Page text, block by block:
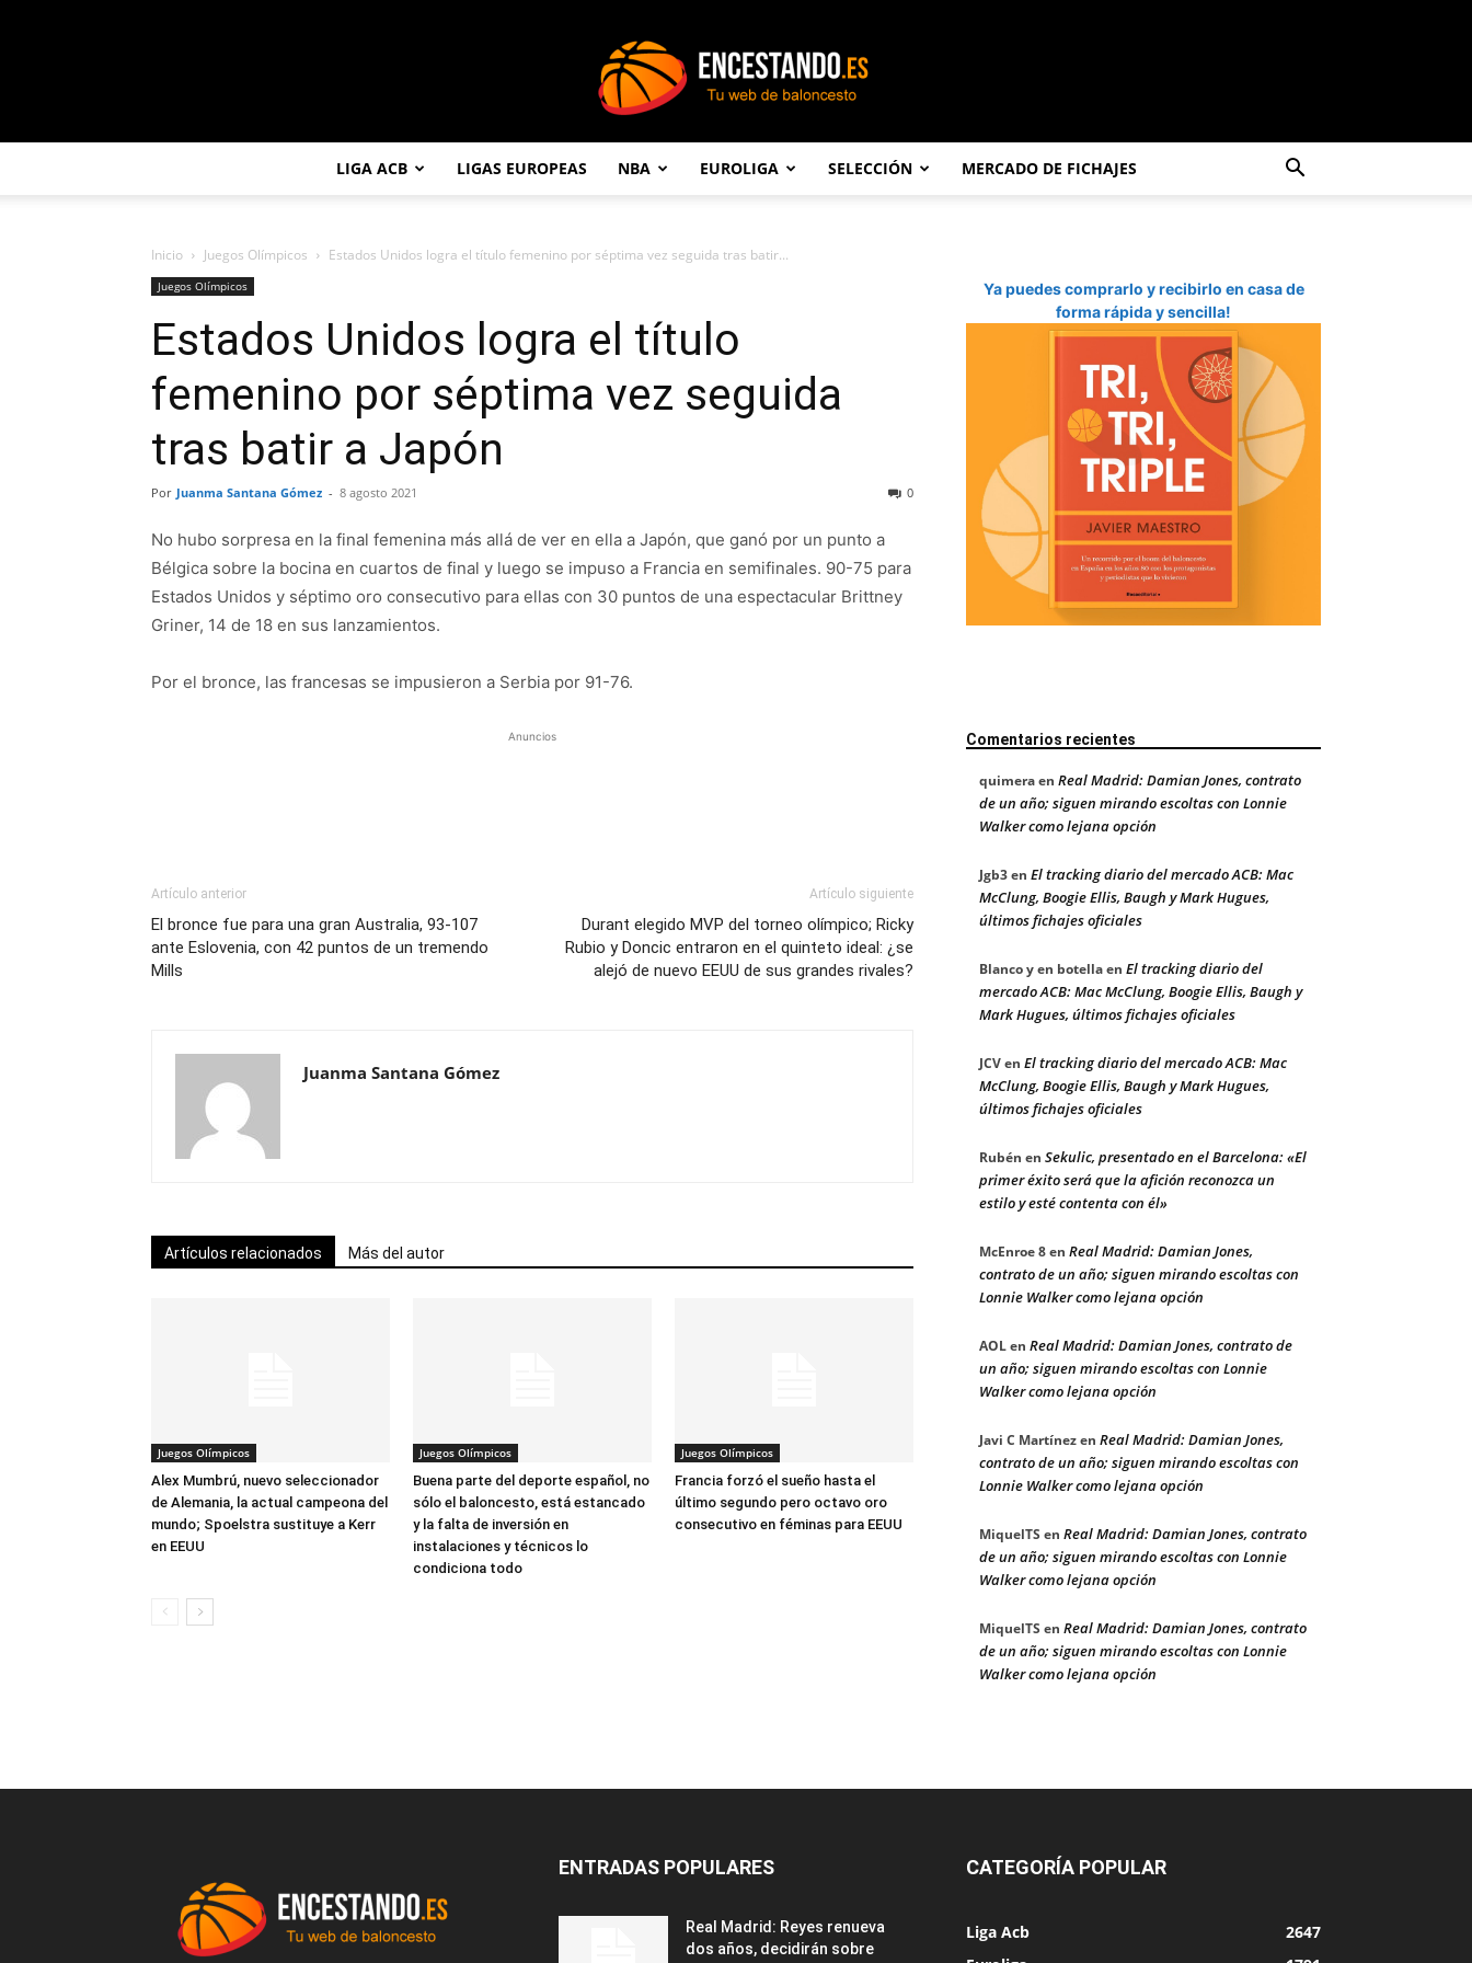
LIGA ACB LIGAS EUROPEAS NBA EUROLIGA SELECCIÓN MERCADO DE FICHAJES
Inicio Juegos Olímpicos Estados Unidos logra el título femenino por séptima vez seguida tras batir...
Juegos Olímpicos
Estados Unidos logra el título
femenino por séptima vez seguida
tras batir a Japón
Por Juanma Santana Gómez - 8 agosto 2021 0
No hubo sorpresa en la final femenina más allá de ver en ella a Japón, que ganó por un punto a
Bélgica sobre la bocina en cuartos de final y luego se impuso a Francia en semifinales. 90-75 para
Estados Unidos y séptimo oro consecutivo para ellas con 30 puntos de una espectacular Brittney
Griner, 14 de 18 en sus lanzamientos.
Por el bronce, las francesas se impusieron a Serbia por 91-76.
Anuncios
Artículo anterior
El bronce fue para una gran Australia, 93-107
ante Eslovenia, con 42 puntos de un tremendo
Mills
Artículo siguiente
Durant elegido MVP del torneo olímpico; Ricky
Rubio y Doncic entraron en el quinteto ideal: ¿se
alejó de nuevo EEUU de sus grandes rivales?
Juanma Santana Gómez
Artículos relacionados Más del autor
Juegos Olímpicos
Alex Mumbrú, nuevo seleccionador
de Alemania, la actual campeona del
mundo; Spoelstra sustituye a Kerr
en EEUU
Juegos Olímpicos
Buena parte del deporte español, no
sólo el baloncesto, está estancado
y la falta de inversión en
instalaciones y técnicos lo
condiciona todo
Juegos Olímpicos
Francia forzó el sueño hasta el
último segundo pero octavo oro
consecutivo en féminas para EEUU
Ya puedes comprarlo y recibirlo en casa de
forma rápida y sencilla!
Comentarios recientes
quimeraen Real Madrid: Damian Jones, contrato
de un año; siguen mirando escoltas con Lonnie
Walker como lejana opción
Jgb3en El tracking diario del mercado ACB: Mac
McClung, Boogie Ellis, Baugh y Mark Hugues,
últimos fichajes oficiales
Blanco y en botellaen El tracking diario del
mercado ACB: Mac McClung, Boogie Ellis, Baugh y
Mark Hugues, últimos fichajes oficiales
JCVen El tracking diario del mercado ACB: Mac
McClung, Boogie Ellis, Baugh y Mark Hugues,
últimos fichajes oficiales
Rubén en Sekulic, presentado en el Barcelona: «El
primer éxito será que la afición reconozca un
estilo y esté contenta con él»
McEnroe 8en Real Madrid: Damian Jones,
contrato de un año; siguen mirando escoltas con
Lonnie Walker como lejana opción
AOLen Real Madrid: Damian Jones, contrato de
un año; siguen mirando escoltas con Lonnie
Walker como lejana opción
Javi C Martínezen Real Madrid: Damian Jones,
contrato de un año; siguen mirando escoltas con
Lonnie Walker como lejana opción
MiquelTS en Real Madrid: Damian Jones, contrato
de un año; siguen mirando escoltas con Lonnie
Walker como lejana opción
MiquelTS en Real Madrid: Damian Jones, contrato
de un año; siguen mirando escoltas con Lonnie
Walker como lejana opción
ENTRADAS POPULARES
Real Madrid: Reyes renueva
dos años, decidirán sobre
CATEGORÍA POPULAR
Liga Acb
2647